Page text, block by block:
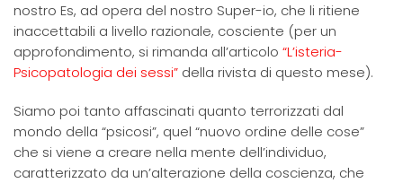
nostro Es, ad opera del nostro Super-io, che li ritiene
inaccettabili a livello razionale, cosciente (per un
approfondimento, si rimanda all’articolo “L’isteria-
Psicopatologia dei sessi” della rivista di questo mese).
Siamo poi tanto affascinati quanto terrorizzati dal
mondo della “psicosi”, quel “nuovo ordine delle cose”
che si viene a creare nella mente dell’individuo,
caratterizzato da un’alterazione della coscienza, che